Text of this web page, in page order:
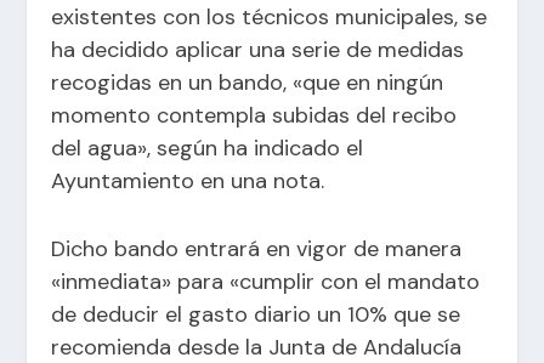
existentes con los técnicos municipales, se
ha decidido aplicar una serie de medidas
recogidas en un bando, «que en ningún
momento contempla subidas del recibo
del agua», según ha indicado el
Ayuntamiento en una nota.
Dicho bando entrará en vigor de manera
«inmediata» para «cumplir con el mandato
de deducir el gasto diario un 10% que se
recomienda desde la Junta de Andalucía